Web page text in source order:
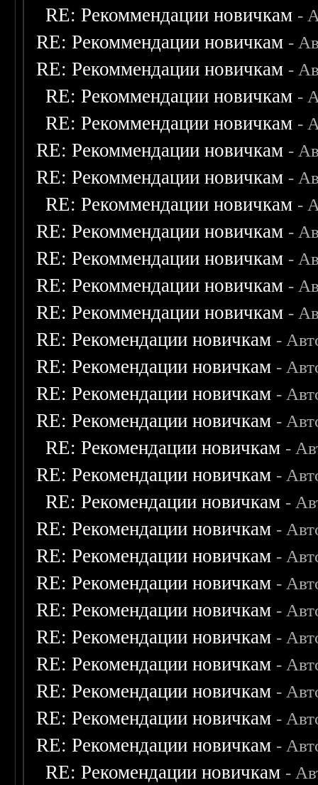
RE: Рекоммендации новичкам -
RE: Рекоммендации новичкам -
RE: Рекоммендации новичкам -
RE: Рекоммендации новичкам -
RE: Рекоммендации новичкам -
RE: Рекоммендации новичкам -
RE: Рекоммендации новичкам -
RE: Рекоммендации новичкам -
RE: Рекоммендации новичкам -
RE: Рекоммендации новичкам -
RE: Рекоммендации новичкам -
RE: Рекоммендации новичкам -
RE: Рекомендации новичкам -
RE: Рекомендации новичкам -
RE: Рекомендации новичкам -
RE: Рекомендации новичкам -
RE: Рекомендации новичкам -
RE: Рекомендации новичкам -
RE: Рекомендации новичкам -
RE: Рекомендации новичкам -
RE: Рекомендации новичкам -
RE: Рекомендации новичкам -
RE: Рекомендации новичкам -
RE: Рекомендации новичкам -
RE: Рекомендации новичкам -
RE: Рекомендации новичкам -
RE: Рекомендации новичкам -
RE: Рекомендации новичкам -
RE: Рекомендации новичкам -